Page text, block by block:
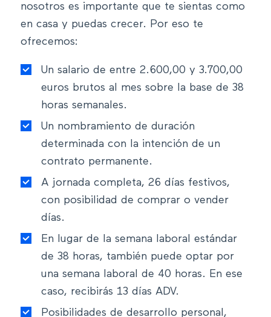
nosotros es importante que te sientas como
en casa y puedas crecer. Por eso te
ofrecemos:
Un salario de entre 2.600,00 y 3.700,00
euros brutos al mes sobre la base de 38
horas semanales.
Un nombramiento de duración
determinada con la intención de un
contrato permanente.
A jornada completa, 26 días festivos,
con posibilidad de comprar o vender
días.
En lugar de la semana laboral estándar
de 38 horas, también puede optar por
una semana laboral de 40 horas. En ese
caso, recibirás 13 días ADV.
Posibilidades de desarrollo personal,